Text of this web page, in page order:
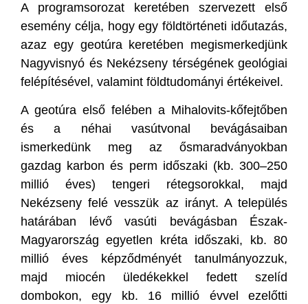
A programsorozat keretében szervezett első
esemény célja, hogy egy földtörténeti időutazás,
azaz egy geotúra keretében megismerkedjünk
Nagyvisnyó és Nekézseny térségének geológiai
felépítésével, valamint földtudományi értékeivel.
A geotúra első felében a Mihalovits-kőfejtőben
és a néhai vasútvonal bevágásaiban
ismerkedünk meg az ősmaradványokban
gazdag karbon és perm időszaki (kb. 300–250
millió éves) tengeri rétegsorokkal, majd
Nekézseny felé vesszük az irányt. A település
határában lévő vasúti bevágásban Észak-
Magyarország egyetlen kréta időszaki, kb. 80
millió éves képződményét tanulmányozzuk,
majd miocén üledékekkel fedett szelíd
dombokon, egy kb. 16 millió évvel ezelőtti